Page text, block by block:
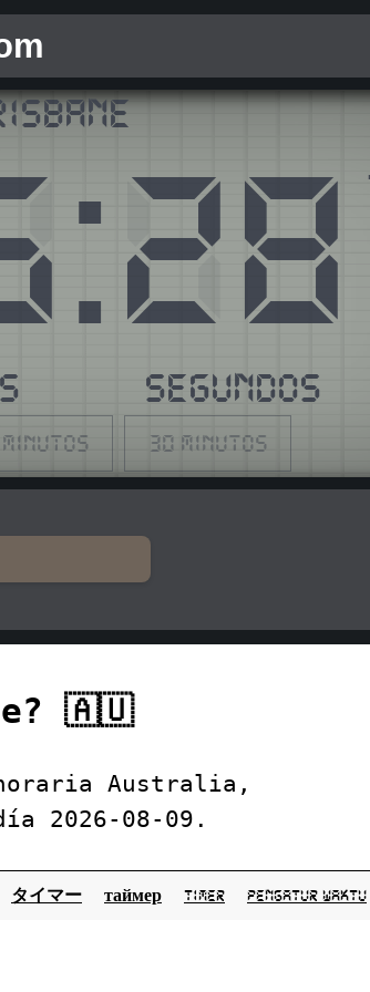
:28
SEGUNDOS
30 minutos
🇦🇺
Australia,
2026-08-09.
タイマー таймер Timer pengatur waktu